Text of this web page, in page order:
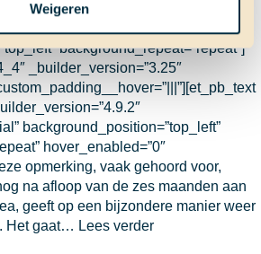
Weigerenadmin_label=”row”
background_size=”initial”
background_repeat=”repeat”]
_builder_version=”3.25″
background_position=”top_left”
hover_enabled=”0″
opmerking, vaak gehoord voor,
na afloop van de zes maanden aan
geeft op een bijzondere manier weer
Het gaat… Lees verderNu